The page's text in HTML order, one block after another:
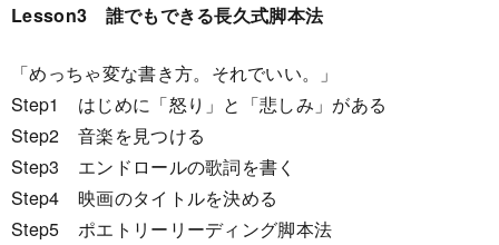
Lesson3 誰でもできる長久式脚本法
「めっちゃ変な書き方。それでいい。」
Step1 はじめに「怒り」と「悲しみ」がある
Step2 音楽を見つける
Step3 エンドロールの歌詞を書く
Step4 映画のタイトルを決める
Step5 ポエトリーリーディング脚本法